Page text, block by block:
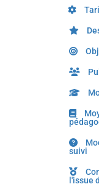
suivi
l'issue